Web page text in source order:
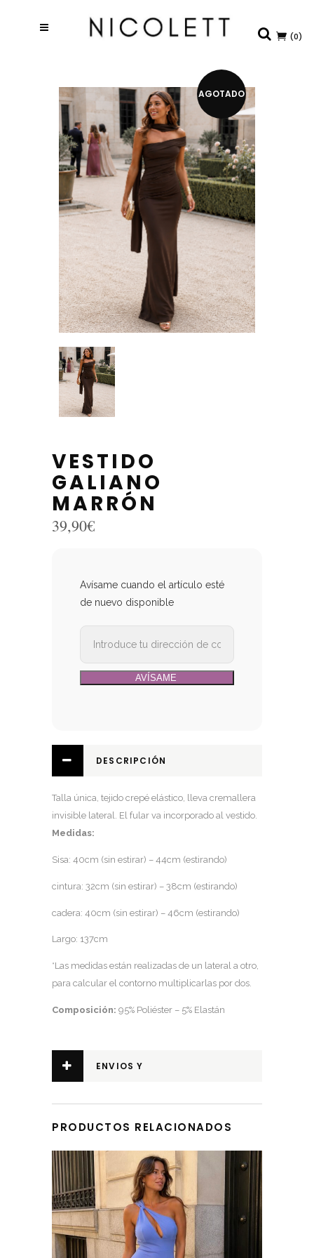
(0)
AGOTADO
VESTIDO
GALIANO
MARRÓN
39,90€
Avísame cuando el artículo esté
de nuevo disponible
DESCRIPCIÓN
Talla única, tejido crepé elástico, lleva cremallera
invisible lateral. El fular va incorporado al vestido.
Medidas:
Sisa: 40cm (sin estirar) – 44cm (estirando)
cintura: 32cm (sin estirar) – 38cm (estirando)
cadera: 40cm (sin estirar) – 46cm (estirando)
Largo: 137cm
*Las medidas están realizadas de un lateral a otro,
para calcular el contorno multiplicarlas por dos.
Composición: 95% Poliéster – 5% Elastán
ENVIOS Y
PRODUCTOS RELACIONADOS
Este producto tiene múltiples variantes. Las opciones se pueden elegir en la página de producto